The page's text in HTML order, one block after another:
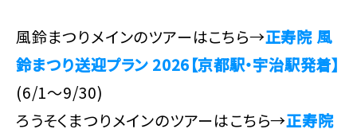
風鈴まつりメインのツアーはこちら→正寿院 風
鈴まつり送迎プラン 2026【京都駅・宇治駅発着】
(6/1～9/30)
ろうそくまつりメインのツアーはこちら→正寿院